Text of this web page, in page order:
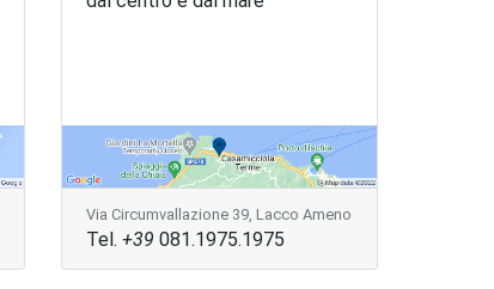
Via Circumvallazione 39, Lacco Ameno
Tel. +39 081.1975.1975